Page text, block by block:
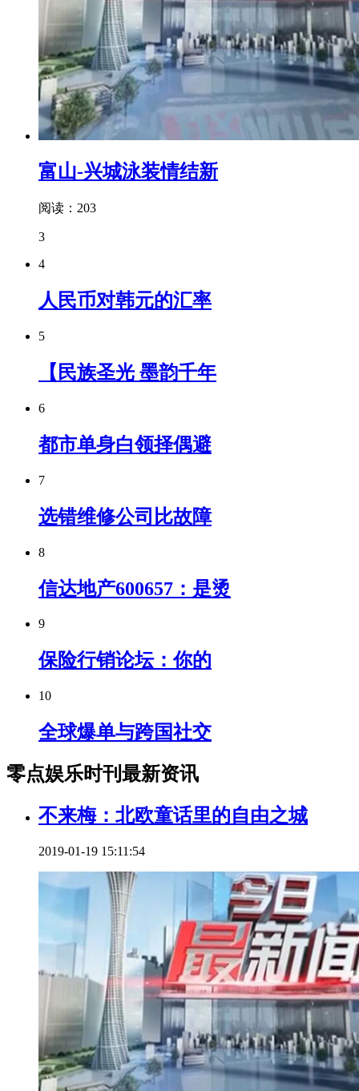
富山-兴城泳装情结新
阅读：203
3
4
人民币对韩元的汇率
5
【民族圣光 墨韵千年
6
都市单身白领择偶避
7
选错维修公司比故障
8
信达地产600657：是烫
9
保险行销论坛：你的
10
全球爆单与跨国社交
零点娱乐时刊最新资讯
不来梅：北欧童话里的自由之城
2019-01-19 15:11:54